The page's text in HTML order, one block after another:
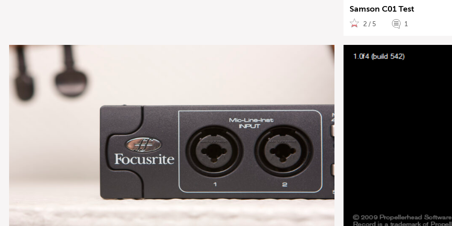
Samson C01 Test
2 / 5 1